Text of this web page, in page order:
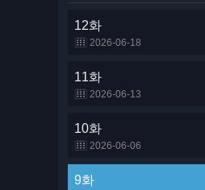
12화
2026-06-18
11화
2026-06-13
10화
2026-06-06
9화